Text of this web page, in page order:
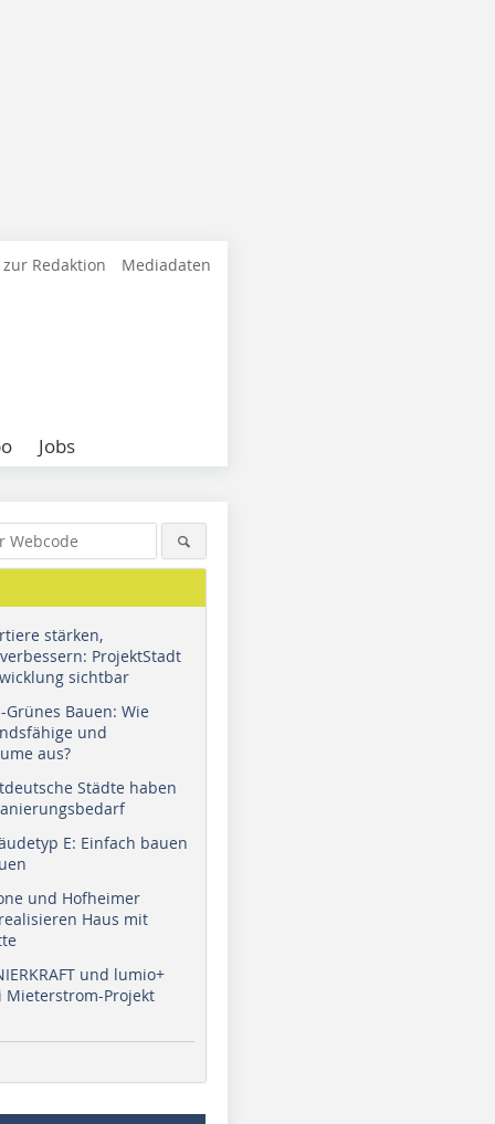
Redaktion Mediadaten
Jobs
stärken,
ProjektStadt
sichtbar
Grünes Bauen: Wie
und
aus?
Städte haben
E: Einfach bauen
und Hofheimer
Haus mit
und lumio+
Mieterstrom-Projekt